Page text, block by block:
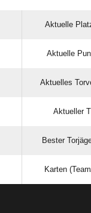
Aktuelle
Aktuelle
Aktuelles
Aktueller
Bester
Karten